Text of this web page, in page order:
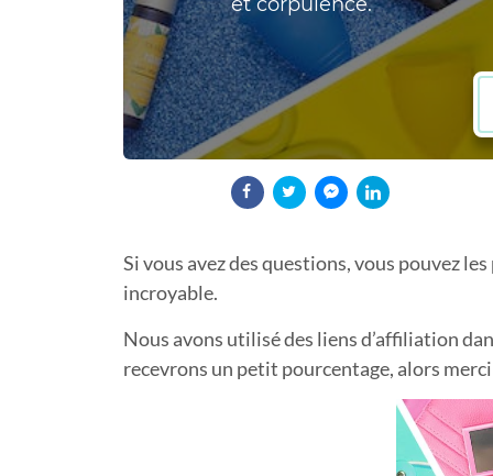
Si vous avez des questions, vous pouvez
incroyable.
Nous avons utilisé des liens d’affiliation
recevrons un petit pourcentage, alors